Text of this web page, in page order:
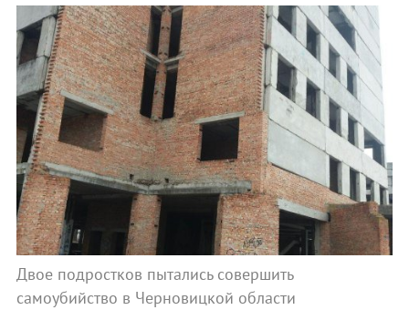
Двое подростков пытались совершить
самоубийство в Черновицкой области